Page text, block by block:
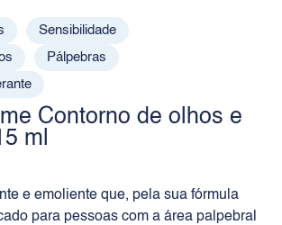
Sensibilidade
Pálpebras
Contorno de olhos e
ml
e emoliente que, pela sua fórmula
para pessoas com a área palpebral